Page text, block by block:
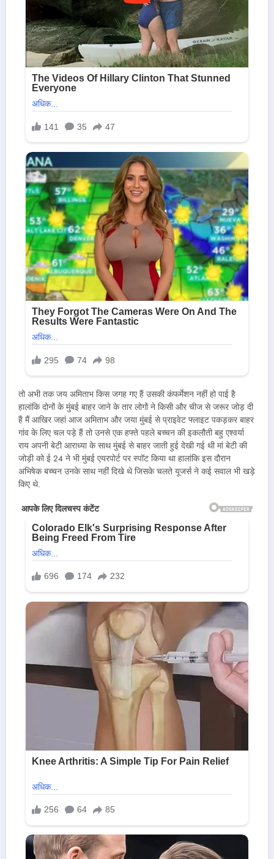
तो अभी तक जय अमिताभ किस जगह गए हैं उसकी कंफर्मेशन नहीं हो पाई है
हालांकि दोनों के मुंबई बाहर जाने के तार लोगों ने किसी और चीज से जरूर जोड़ दी
हैं मैं आखिर जहां आज अमिताभ और जया मुंबई से प्राइवेट फ्लाइट पकड़कर बाहर
गांव के लिए चल पड़े हैं तो उनसे एक हफ्ते पहले बच्चन की इकलौती बहु एश्वर्या
राय अपनी बेटी आराध्या के साथ मुंबई से बाहर जाती हुई देखी गई थी मां बेटी की
जोड़ी को ई 24 ने भी मुंबई एयरपोर्ट पर स्पॉट किया था हालांकि इस दौरान
अभिषेक बच्चन उनके साथ नहीं दिखे थे जिसके चलते यूजर्स ने कई सवाल भी खड़े
किए थे.